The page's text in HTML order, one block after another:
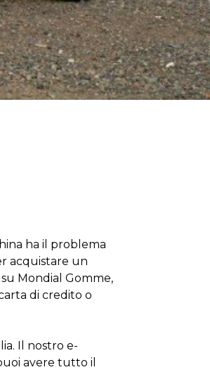
ha il problema
acquistare un
Mondial Gomme,
di credito o
Il nostro e-
avere tutto il